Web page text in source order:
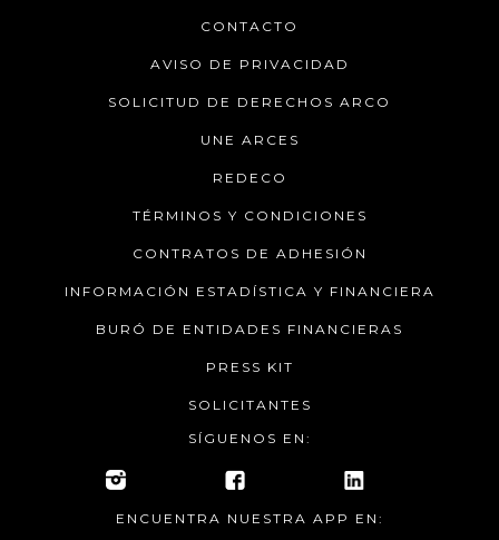
CONTACTO
AVISO DE PRIVACIDAD
SOLICITUD DE DERECHOS ARCO
UNE ARCES
REDECO
TÉRMINOS Y CONDICIONES
CONTRATOS DE ADHESIÓN
INFORMACIÓN ESTADÍSTICA Y FINANCIERA
BURÓ DE ENTIDADES FINANCIERAS
PRESS KIT
SOLICITANTES
SÍGUENOS EN:
ENCUENTRA NUESTRA APP EN: